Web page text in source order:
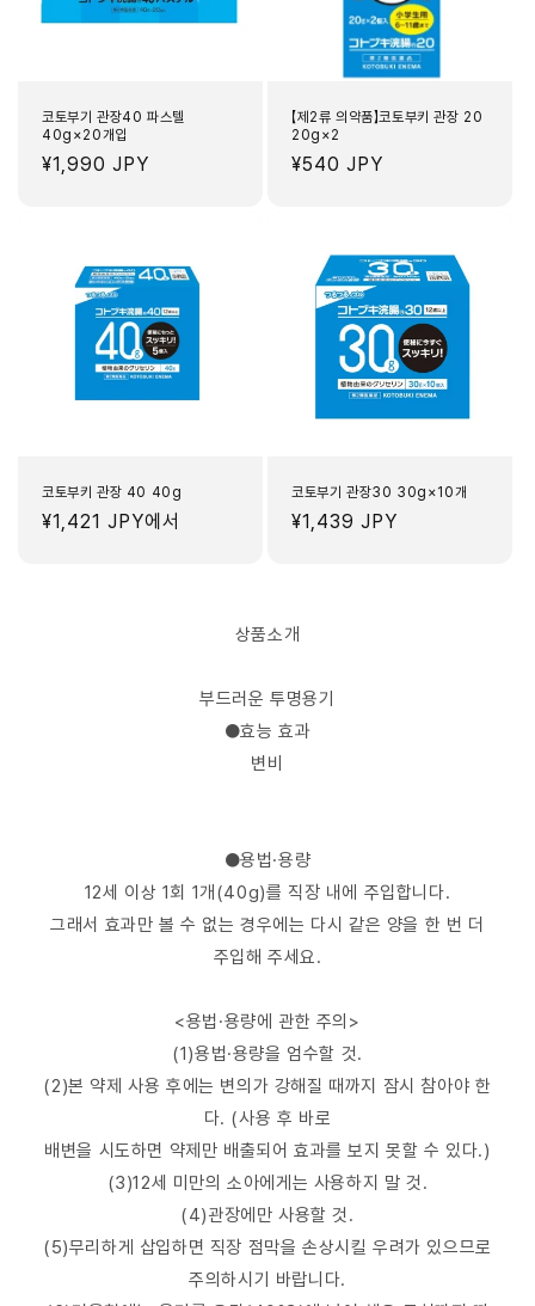
코토부기 관장40 파스텔
40g×20개입
정
¥1,990 JPY
【제2류 의약품】코토부키 관장 20
20g×2
정
¥540 JPY
코토부키 관장 40 40g
정
¥1,421 JPY에서
코토부기 관장30 30g×10개
정
¥1,439 JPY
상품소개
부드러운 투명용기
●효능 효과
변비
●용법·용량
12세 이상 1회 1개(40g)를 직장 내에 주입합니다.
그래서 효과만 볼 수 없는 경우에는 다시 같은 양을 한 번 더
주입해 주세요.
<용법·용량에 관한 주의>
(1)용법·용량을 엄수할 것.
(2)본 약제 사용 후에는 변의가 강해질 때까지 잠시 참아야 한
다. (사용 후 바로
배변을 시도하면 약제만 배출되어 효과를 보지 못할 수 있다.)
(3)12세 미만의 소아에게는 사용하지 말 것.
(4)관장에만 사용할 것.
(5)무리하게 삽입하면 직장 점막을 손상시킬 우려가 있으므로
주의하시기 바랍니다.